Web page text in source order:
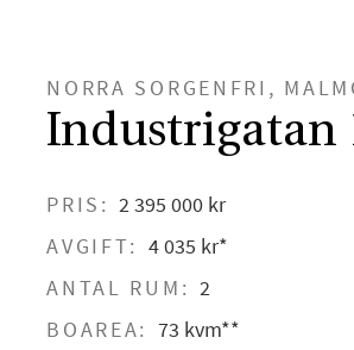
NORRA SORGENFRI,
Industrigatan
PRIS: 2 395 000 kr
AVGIFT: 4 035 kr*
ANTAL RUM: 2
BOAREA: 73 kvm**